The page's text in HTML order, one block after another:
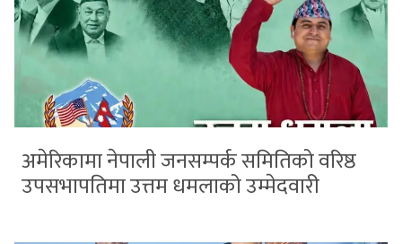
अमेरिकामा नेपाली जनसम्पर्क समितिको वरिष्ठ
उपसभापतिमा उत्तम धमलाको उम्मेदवारी